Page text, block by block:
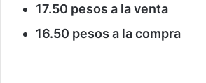
17.50 pesos a la venta
16.50 pesos a la compra